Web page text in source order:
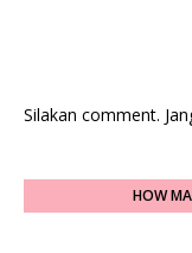
Silakan comment.
HOW